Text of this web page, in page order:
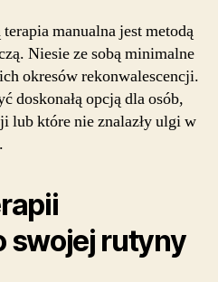
manualna jest metodą
Niesie ze sobą minimalne
okresów rekonwalescencji.
doskonałą opcją dla osób,
lub które nie znalazły ulgi w
swojej rutyny